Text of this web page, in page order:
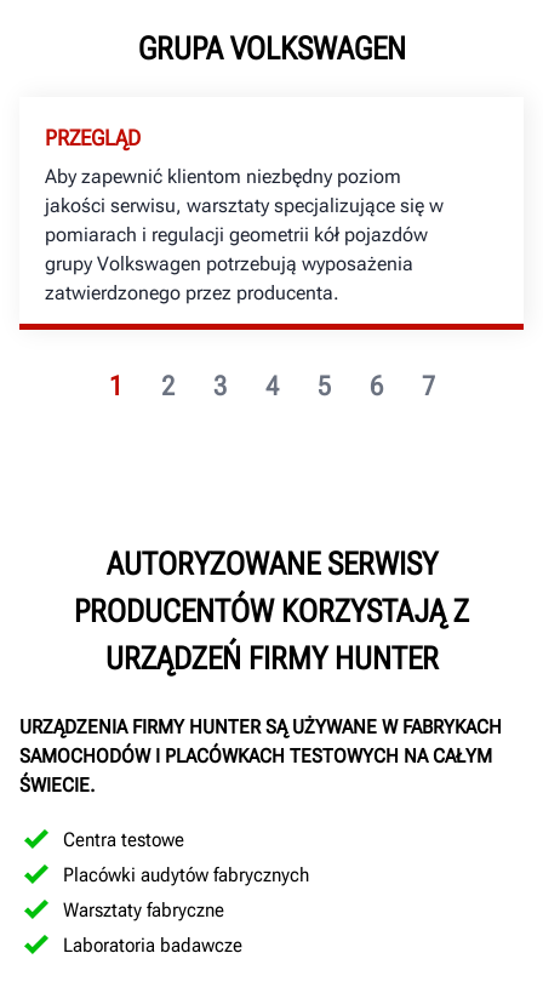
GRUPA VOLKSWAGEN
1 2 3 4 5 6 7
PRZEGLĄD
Aby zapewnić klientom niezbędny poziom
jakości serwisu, warsztaty specjalizujące się w
pomiarach i regulacji geometrii kół pojazdów
grupy Volkswagen potrzebują wyposażenia
zatwierdzonego przez producenta.
AUTORYZOWANE SERWISY
PRODUCENTÓW KORZYSTAJĄ Z
URZĄDZEŃ FIRMY HUNTER
URZĄDZENIA FIRMY HUNTER SĄ UŻYWANE W FABRYKACH
SAMOCHODÓW I PLACÓWKACH TESTOWYCH NA CAŁYM
ŚWIECIE.
Centra testowe
Placówki audytów fabrycznych
Warsztaty fabryczne
Laboratoria badawcze